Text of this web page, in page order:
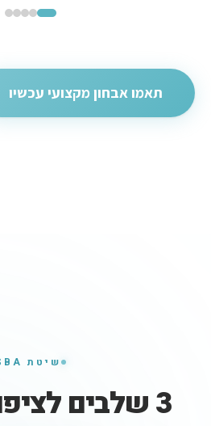
תאמו אבחון מקצועי עכשיו
שיטת SBA
3 שלבים לציפורן בריאה